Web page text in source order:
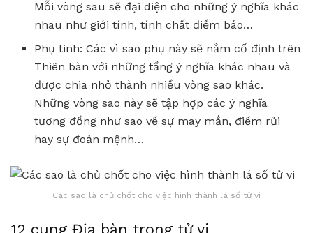
Mỗi vòng sau sẽ đại diện cho những ý nghĩa khác
nhau như giới tính, tính chất điềm báo…
Phụ tinh: Các vì sao phụ này sẽ nằm cố định trên
Thiên bàn với những tầng ý nghĩa khác nhau và
được chia nhỏ thành nhiều vòng sao khác.
Những vòng sao này sẽ tập hợp các ý nghĩa
tương đồng như sao về sự may mắn, điềm rủi
hay sự đoản mệnh…
Các sao là chủ chốt cho việc hình thành lá số tử vi
12 cung Địa bàn trong tử vi